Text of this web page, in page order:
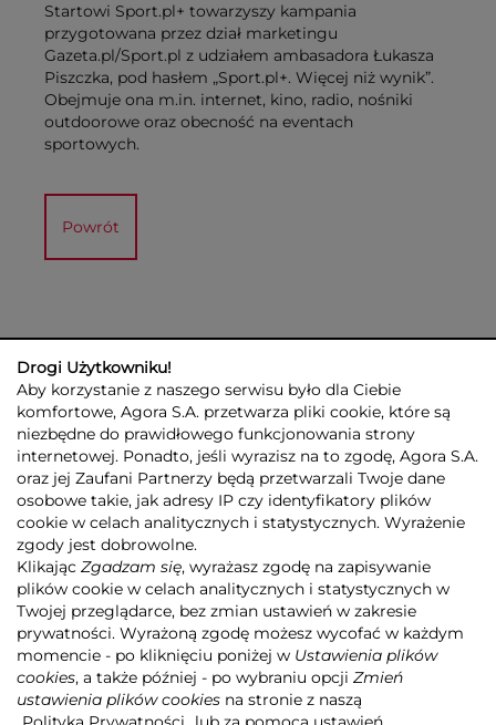
Startowi Sport.pl+ towarzyszy kampania
przygotowana przez dział marketingu
Gazeta.pl/Sport.pl z udziałem ambasadora Łukasza
Piszczka, pod hasłem „Sport.pl+. Więcej niż wynik”.
Obejmuje ona m.in. internet, kino, radio, nośniki
outdoorowe oraz obecność na eventach
sportowych.
Powrót
GRUPA AGORA DLA INWESTORÓW DLA MEDIÓW
REKLAMA
ESG
KONTAKT
© 2026 Copyright AGORA SA
POLITYKA PRYWATNOŚCI AGORA S.A.
POLITYKA PRYWATNOŚCI SERWISU AGORA.PL
POLITYKA TRANSPARENTNOŚCI
ZASTRZEŻENIE PRAWNOAUTORSKIE
INFORMACJE O USŁUGACH MEDIALNYCH
MAPA SERWISU RSS
Realizacja
Drogi Użytkowniku!
Aby korzystanie z naszego serwisu było dla Ciebie
komfortowe, Agora S.A. przetwarza pliki cookie, które są
niezbędne do prawidłowego funkcjonowania strony
internetowej. Ponadto, jeśli wyrazisz na to zgodę, Agora S.A.
oraz jej Zaufani Partnerzy będą przetwarzali Twoje dane
osobowe takie, jak adresy IP czy identyfikatory plików
cookie w celach analitycznych i statystycznych. Wyrażenie
zgody jest dobrowolne.
Klikając Zgadzam się, wyrażasz zgodę na zapisywanie
plików cookie w celach analitycznych i statystycznych w
Twojej przeglądarce, bez zmian ustawień w zakresie
prywatności. Wyrażoną zgodę możesz wycofać w każdym
momencie - po kliknięciu poniżej w Ustawienia plików
cookies, a także później - po wybraniu opcji Zmień
ustawienia plików cookies na stronie z naszą